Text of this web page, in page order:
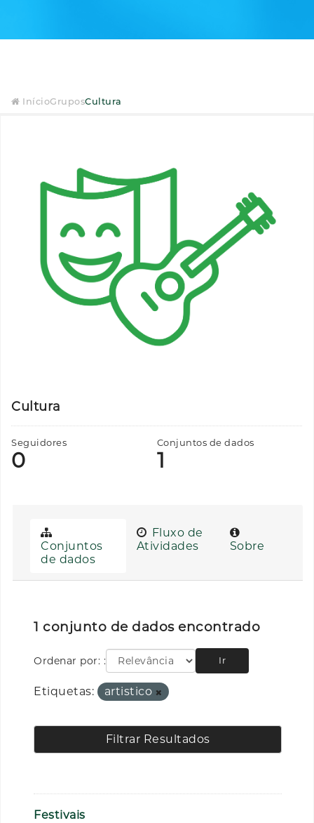
InícioGruposCultura
Cultura
Seguidores
0
Conjuntos de dados
1
Conjuntos
de dados
Fluxo de
Atividades
Sobre
1 conjunto de dados encontrado
Ordenar por: Ir
Etiquetas: artistico
Filtrar Resultados
Festivais